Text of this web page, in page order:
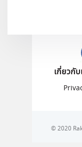
เกี่ยวกับ
© 2020